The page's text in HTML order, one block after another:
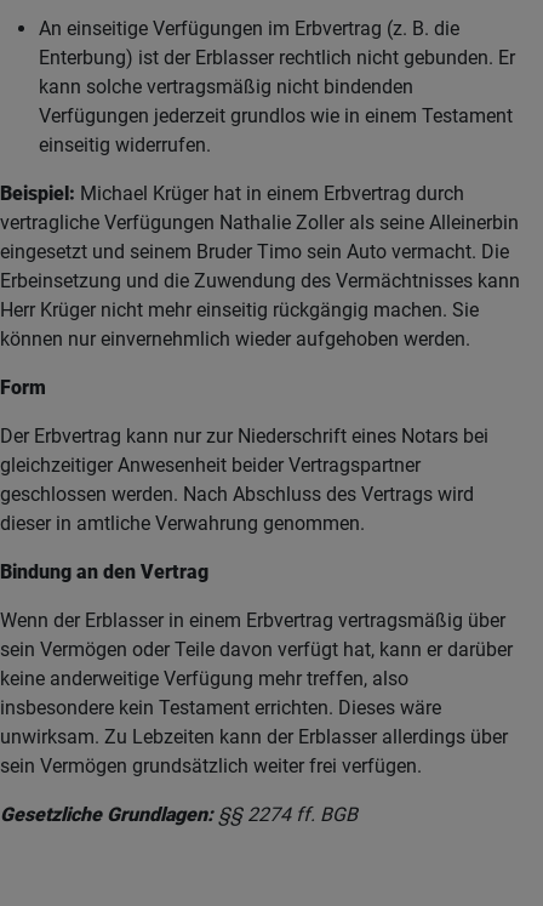
An einseitige Verfügungen im Erbvertrag (z. B. die
Enterbung) ist der Erblasser rechtlich nicht gebunden. Er
kann solche vertragsmäßig nicht bindenden
Verfügungen jederzeit grundlos wie in einem Testament
einseitig widerrufen.
Beispiel: Michael Krüger hat in einem Erbvertrag durch
vertragliche Verfügungen Nathalie Zoller als seine Alleinerbin
eingesetzt und seinem Bruder Timo sein Auto vermacht. Die
Erbeinsetzung und die Zuwendung des Vermächtnisses kann
Herr Krüger nicht mehr einseitig rückgängig machen. Sie
können nur einvernehmlich wieder aufgehoben werden.
Form
Der Erbvertrag kann nur zur Niederschrift eines Notars bei
gleichzeitiger Anwesenheit beider Vertragspartner
geschlossen werden. Nach Abschluss des Vertrags wird
dieser in amtliche Verwahrung genommen.
Bindung an den Vertrag
Wenn der Erblasser in einem Erbvertrag vertragsmäßig über
sein Vermögen oder Teile davon verfügt hat, kann er darüber
keine anderweitige Verfügung mehr treffen, also
insbesondere kein Testament errichten. Dieses wäre
unwirksam. Zu Lebzeiten kann der Erblasser allerdings über
sein Vermögen grundsätzlich weiter frei verfügen.
Gesetzliche Grundlagen:§§ 2274 ff. BGB